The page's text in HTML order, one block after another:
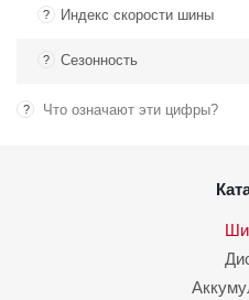
? Индекс скорости шины
? Сезонность
? Что означают эти цифры?